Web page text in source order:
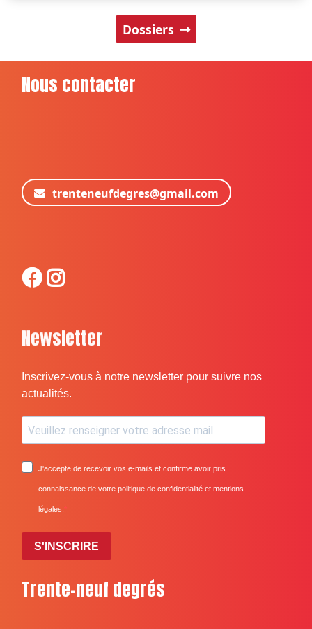
Dossiers
Nous contacter
trenteneufdegres@gmail.com
Newsletter
Inscrivez-vous à notre newsletter pour suivre nos
actualités.
J'accepte de recevoir vos e-mails et confirme avoir pris
connaissance de votre politique de confidentialité et mentions
légales.
S'INSCRIRE
Trente-neuf degrés